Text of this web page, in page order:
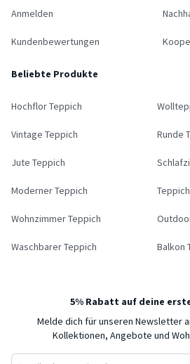
Anmelden
Kundenbewertungen
Beliebte Produkte
Hochflor Teppich
Vintage Teppich Runde
Jute Teppich
Moderner Teppich
Wohnzimmer Teppich
Waschbarer Teppich Balkon
5% Rabatt auf deine
Melde dich für unseren Newsletter
Kollektionen, Angebote und